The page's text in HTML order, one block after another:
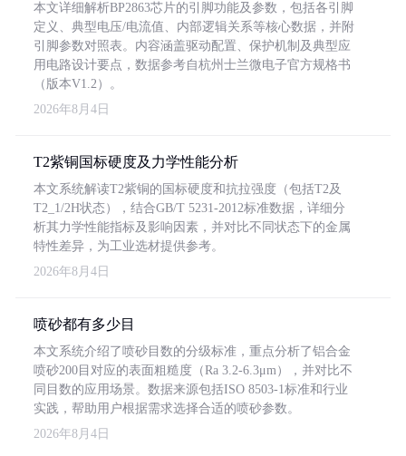
本文详细解析BP2863芯片的引脚功能及参数，包括各引脚
定义、典型电压/电流值、内部逻辑关系等核心数据，并附
引脚参数对照表。内容涵盖驱动配置、保护机制及典型应
用电路设计要点，数据参考自杭州士兰微电子官方规格书
（版本V1.2）。
2026年8月4日
T2紫铜国标硬度及力学性能分析
本文系统解读T2紫铜的国标硬度和抗拉强度（包括T2及
T2_1/2H状态），结合GB/T 5231-2012标准数据，详细分
析其力学性能指标及影响因素，并对比不同状态下的金属
特性差异，为工业选材提供参考。
2026年8月4日
喷砂都有多少目
本文系统介绍了喷砂目数的分级标准，重点分析了铝合金
喷砂200目对应的表面粗糙度（Ra 3.2-6.3μm），并对比不
同目数的应用场景。数据来源包括ISO 8503-1标准和行业
实践，帮助用户根据需求选择合适的喷砂参数。
2026年8月4日